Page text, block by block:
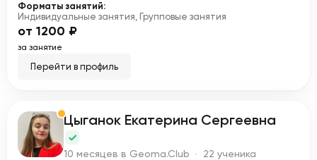
Форматы занятий:
Индивидуальные занятия, Групповые занятия
от 1200 ₽
за занятие
Перейти в профиль
Ц Цыганок Екатерина Сергеевна
10 месяцев в Geoma.Club · 22 ученика